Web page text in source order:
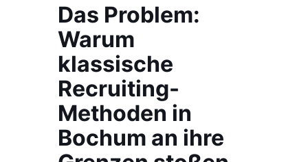
Das Problem:
Warum
klassische
Recruiting-
Methoden in
Bochum an ihre